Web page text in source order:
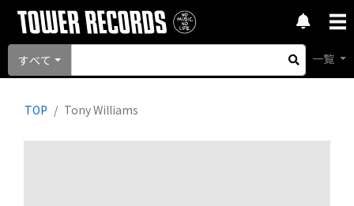
すべて 一覧
TOP Tony Williams